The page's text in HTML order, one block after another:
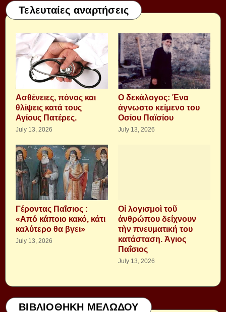
Τελευταίες αναρτήσεις
Aσθένειες, πόνος και
θλίψεις κατά τους
Αγίους Πατέρες.
July 13, 2026
Ο δεκάλογος: Ένα
άγνωστο κείμενο του
Οσίου Παϊσίου
July 13, 2026
Γέροντας Παΐσιος :
«Από κάποιο κακό, κάτι
καλύτερο θα βγει»
July 13, 2026
Οἱ λογισμοὶ τοῦ
ἀνθρώπου δείχνουν
τὴν πνευματική του
κατάσταση. Ἁγιος
Παΐσιος
July 13, 2026
ΒΙΒΛΙΟΘΗΚΗ ΜΕΛΩΔΟΥ